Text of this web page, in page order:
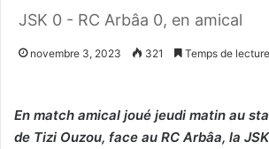
JSK 0 - RC Arbâa 0, en amical
novembre 3, 2023 321 Temps de
En match amical joué jeudi matin au
de Tizi Ouzou, face au RC Arbâa, la